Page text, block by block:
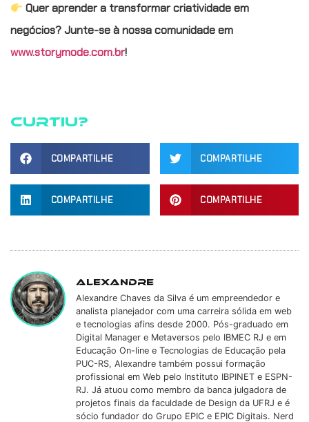
Quer aprender a transformar criatividade em
negócios? Junte-se à nossa comunidade em
www.storymode.com.br!
Curtiu?
COMPARTILHE COMPARTILHE
COMPARTILHE COMPARTILHE
Alexandre
Alexandre Chaves da Silva é um empreendedor e
analista planejador com uma carreira sólida em web
e tecnologias afins desde 2000. Pós-graduado em
Digital Manager e Metaversos pelo IBMEC RJ e em
Educação On-line e Tecnologias de Educação pela
PUC-RS, Alexandre também possui formação
profissional em Web pelo Instituto IBPINET e ESPN-
RJ. Já atuou como membro da banca julgadora de
projetos finais da faculdade de Design da UFRJ e é
sócio fundador do Grupo EPIC e EPIC Digitais. Nerd